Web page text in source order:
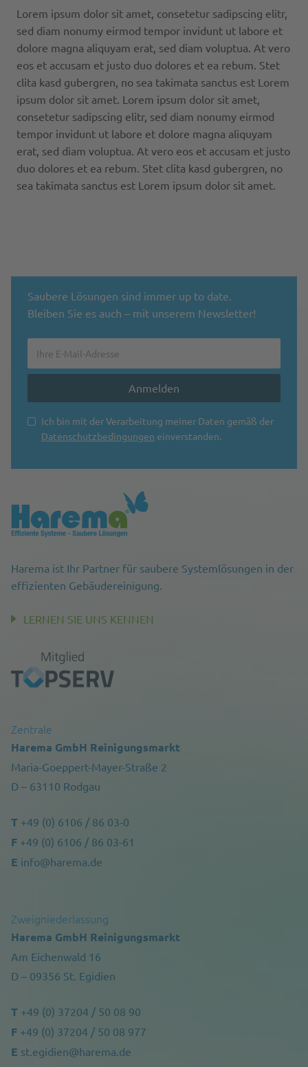
MoPo
Speed Cleaning
Lorem ipsum dolor sit amet, consetetur sadipscing elitr,
sed diam nonumy eirmod tempor invidunt ut labore et
dolore magna aliquyam erat, sed diam voluptua. At vero
eos et accusam et justo duo dolores et ea rebum. Stet
clita kasd gubergren, no sea takimata sanctus est Lorem
ipsum dolor sit amet. Lorem ipsum dolor sit amet,
consetetur sadipscing elitr, sed diam nonumy eirmod
tempor invidunt ut labore et dolore magna aliquyam
erat, sed diam voluptua. At vero eos et accusam et justo
duo dolores et ea rebum. Stet clita kasd gubergren, no
sea takimata sanctus est Lorem ipsum dolor sit amet.
Saubere Lösungen sind immer up to date.
Bleiben Sie es auch – mit unserem Newsletter!
Ich bin mit der Verarbeitung meiner Daten gemäß der
Datenschutzbedingungen einverstanden.
Harema ist Ihr Partner für saubere Systemlösungen in der
effizienten Gebäudereinigung.
LERNEN SIE UNS KENNEN
Zentrale
Harema GmbH Reinigungsmarkt
Maria-Goeppert-Mayer-Straße 2
D – 63110 Rodgau
T +49 (0) 6106 / 86 03-0
F +49 (0) 6106 / 86 03-61
E info@harema.de
Zweigniederlassung
Harema GmbH Reinigungsmarkt
Am Eichenwald 16
D – 09356 St. Egidien
T +49 (0) 37204 / 50 08 90
F +49 (0) 37204 / 50 08 977
E st.egidien@harema.de